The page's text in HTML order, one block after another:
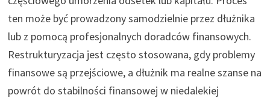
ten może być prowadzony samodzielnie przez dłużnika
lub z pomocą profesjonalnych doradców finansowych.
Restrukturyzacja jest często stosowana, gdy problemy
finansowe są przejściowe, a dłużnik ma realne szanse na
powrót do stabilności finansowej w niedalekiej